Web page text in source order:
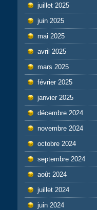
juillet 2025
juin 2025
mai 2025
avril 2025
mars 2025
février 2025
janvier 2025
décembre 2024
novembre 2024
octobre 2024
septembre 2024
août 2024
juillet 2024
juin 2024